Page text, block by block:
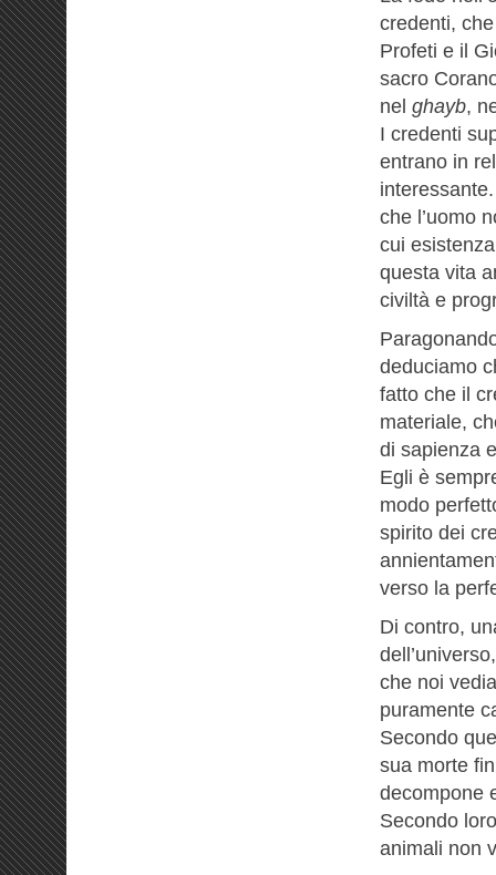
credenti,
Profeti e il
sacro
nel ghayb,
I credenti
entrano in
che l’uomo
cui
questa vita
civiltà e
deduciamo
fatto che il
materiale,
di sapienza
Egli è
modo
spirito dei
verso la
Di contro,
che noi
puramente
Secondo
sua morte
decompone
Secondo
animali non